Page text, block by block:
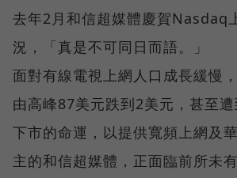
去年2月和信超媒體慶賀Nasdaq
況，「真是不可同日而語。」
面對有線電視上網人口成長緩慢
由高峰87美元跌到2美元，甚至
下市的命運，以提供寬頻上網及
主的和信超媒體，正面臨前所未